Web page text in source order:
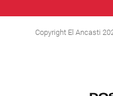
Copyright El Ancasti